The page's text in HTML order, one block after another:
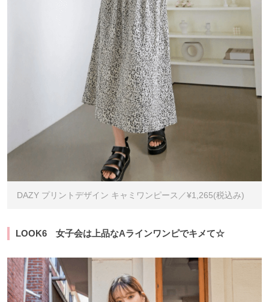
DAZY プリントデザイン キャミワンピース／¥1,265(税込み)
LOOK6 女子会は上品なAラインワンピでキメて☆